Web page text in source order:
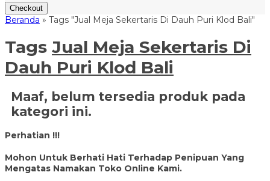
Checkout
Beranda » Tags "Jual Meja Sekertaris Di Dauh Puri Klod Bali"
Tags Jual Meja Sekertaris Di
Dauh Puri Klod Bali
Maaf, belum tersedia produk pada
kategori ini.
Perhatian !!!
Mohon Untuk Berhati Hati Terhadap Penipuan Yang
Mengatas Namakan Toko Online Kami.